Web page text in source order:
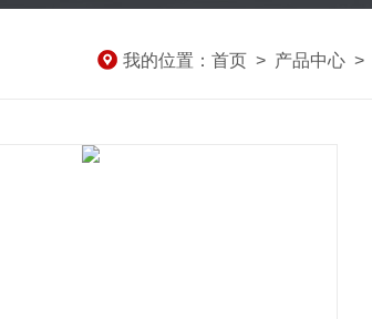
我的位置： 首页 > 产品中心 >